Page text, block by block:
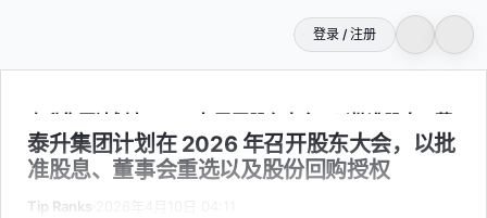
登录 / 注册
泰升集团计划在 2026 年召开股东大会，以批准股息、董事
泰升集团计划在 2026 年召开股东大会，以批
准股息、董事会重选以及股份回购授权
Tip Ranks